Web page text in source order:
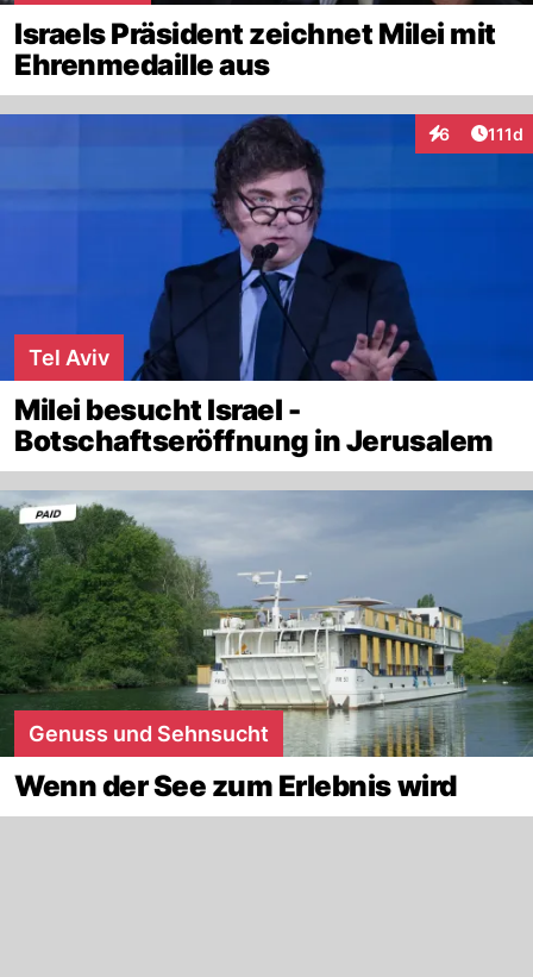
Israels Präsident zeichnet Milei mit
Ehrenmedaille aus
6
Interaktionen
111d
Tel Aviv
Milei besucht Israel -
Botschaftseröffnung in Jerusalem
Genuss und Sehnsucht
Wenn der See zum Erlebnis wird